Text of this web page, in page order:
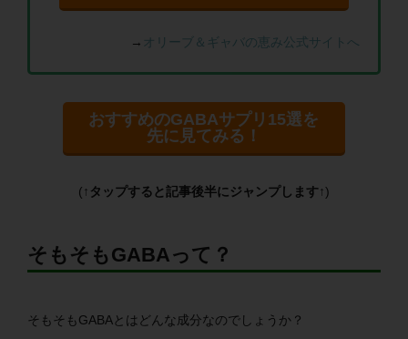
→ オリーブ＆ギャバの恵み公式サイトへ
おすすめのGABAサプリ15選を
先に見てみる！
(↑タップすると記事後半にジャンプします↑)
そもそもGABAって？
そもそもGABAとはどんな成分なのでしょうか？